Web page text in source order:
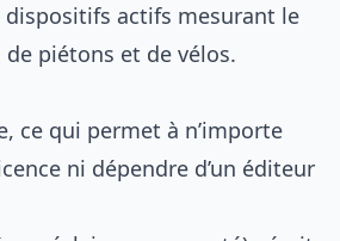
dispositifs actifs mesurant le
piétons et de vélos.
ce qui permet à n’importe
ni dépendre d’un éditeur